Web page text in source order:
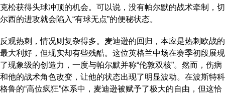
克松获得头球冲顶的机会。可以说，没有帕尔默的战术牵制，切
尔西的进攻就会陷入“有球无点”的便秘状态。
反观热刺，情况则复杂得多。麦迪逊的回归，本应是热刺欧战的
最大利好，但现实却有些残酷。这位英格兰中场在赛季初段展现
了现象级的创造力，一度与帕尔默并称“伦敦双核”。然而，伤病
和他的战术角色改变，让他的状态出现了明显波动。在波斯特科
格鲁的“高位疯狂”体系中，麦迪逊被赋予了极大的自由，但这恰